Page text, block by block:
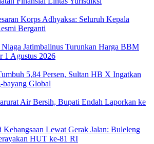
Korps Adhyaksa: Seluruh Kepala
Berganti
Niaga Jatimbalinus Turunkan Harga BBM
1 Agustus 2026
5,84 Persen, Sultan HB X Ingatkan
bayang Global
Air Bersih, Bupati Endah Laporkan ke
Kebangsaan Lewat Gerak Jalan: Buleleng
HUT ke-81 RI